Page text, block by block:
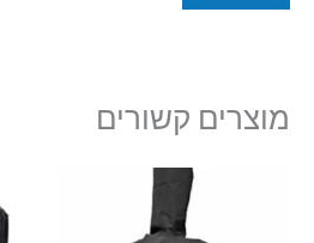
מוצרים קשורים